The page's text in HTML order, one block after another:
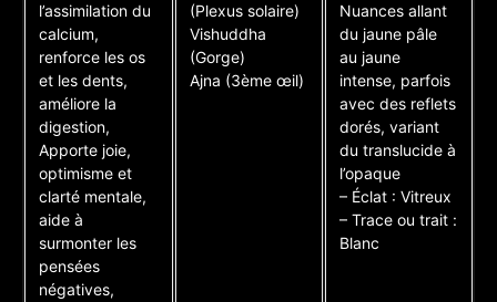
l’assimilation du
calcium,
renforce les os
et les dents,
améliore la
digestion,
Apporte joie,
optimisme et
clarté mentale,
aide à
surmonter les
pensées
négatives,
(Plexus solaire)
Vishuddha
(Gorge)
Ajna (3ème œil)
Nuances allant
du jaune pâle
au jaune
intense, parfois
avec des reflets
dorés, variant
du translucide à
l’opaque
– Éclat : Vitreux
– Trace ou trait :
Blanc